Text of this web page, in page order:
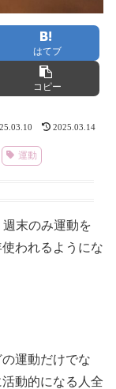
はてブ
コピー
2025.03.14
運動
週末のみ運動を
われるようにな
運動だけでな
動的になる人全